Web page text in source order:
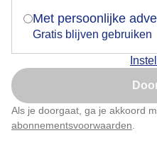
Met persoonlijke
Gratis blijven gebruiken
Als je doorgaat, ga je akkoord
abonnementsvoorwaarden
Prachtig beestje..
Nu niet,
Klik hierom